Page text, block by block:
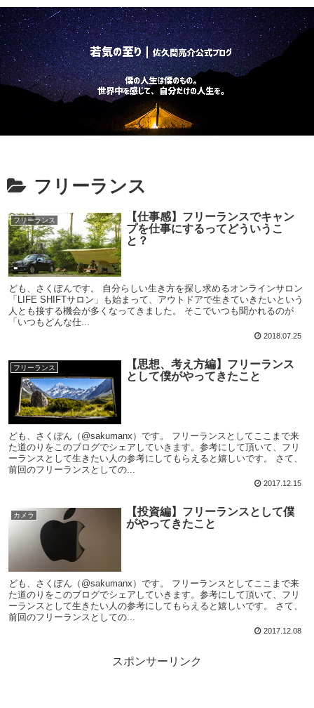
フリーランス
フリーランス
【仕事感】フリーランスでキャン
プを仕事にするってどういうこ
と？
ども、さくぽんです。 自分らしい生き方を探し求めるオンラインサロン
「LIFE SHIFTサロン」も始まって、アウトドアで生きていきたいという
人とも接する機会が多くなってきました。 そこでいつも聞かれるのが
「いつもどんな仕...
2018.07.25
フリーランス
【思想、考え方編】フリーランス
として僕がやってきたこと
ども、さくぽん（@sakumanx）です。 フリーランスとしてここまで来
た道のりをこのブログでシェアしていきます。参考にして頂いて、フリ
ーランスとして生きたい人の参考にしてもらえると嬉しいです。 さて、
前回のフリーランスとしての...
2017.12.15
カメラ
【投資編】フリーランスとして僕
がやってきたこと
ども、さくぽん（@sakumanx）です。 フリーランスとしてここまで来
た道のりをこのブログでシェアしていきます。参考にして頂いて、フリ
ーランスとして生きたい人の参考にしてもらえると嬉しいです。 さて、
前回のフリーランスとしての...
2017.12.08
スポンサーリンク